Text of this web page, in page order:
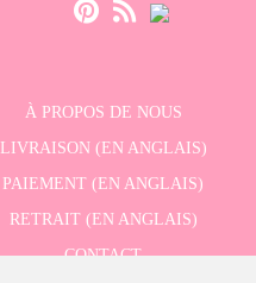
À PROPOS DE NOUS
LIVRAISON (EN ANGLAIS)
PAIEMENT (EN ANGLAIS)
RETRAIT (EN ANGLAIS)
CONTACT